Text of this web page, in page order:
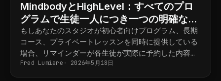
MindbodyとHighLevel：すべてのプロ
グラムで生徒一人につき一つの明確なス
ケジュール
もしあなたのスタジオが初心者向けプログラム、長期
コース、プライベートレッスンを同時に提供している
場合、リマインダーが各生徒が実際に予約した内容と
最終的に一致するようにするには、以下の手順を踏む
必要があります。
Fred Lumiere 2026年5月18日